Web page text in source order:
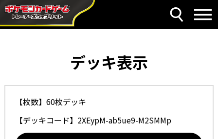
デッキ表示
【枚数】60枚デッキ
【デッキコード】 2XEypM-ab5ue9-M2SMMp